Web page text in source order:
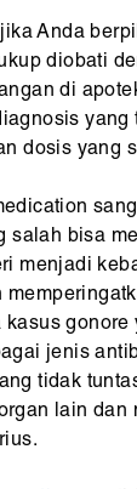
Anda
diobati
di
yang
dosis yang
salah bisa
menjadi
kasus gonore
jenis
tidak
lain dan